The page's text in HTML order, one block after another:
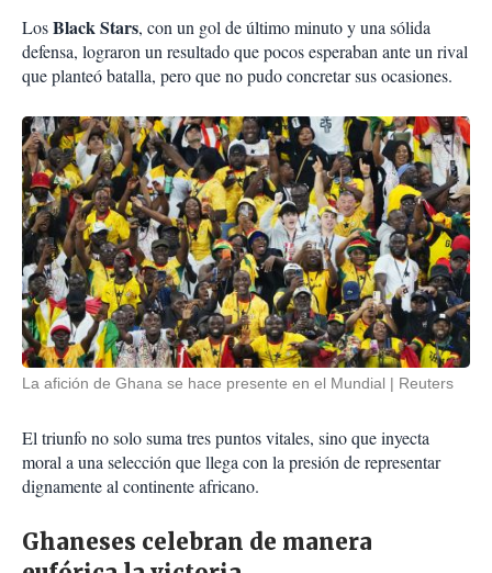
LosBlack Stars, con un gol de último minuto y una sólida
defensa, lograron un resultado que pocos esperaban ante un rival
que planteó batalla, pero que no pudo concretar sus ocasiones.
La afición de Ghana se hace presente en el Mundial Reuters
El triunfo no solo suma tres puntos vitales, sino que inyecta
moral a una selección que llega con la presión de representar
dignamente al continente africano.
Ghaneses celebran de manera